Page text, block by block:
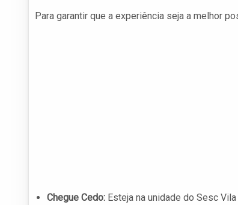
Para garantir que a experiência seja a melhor
Chegue Cedo: Esteja na unidade do Sesc